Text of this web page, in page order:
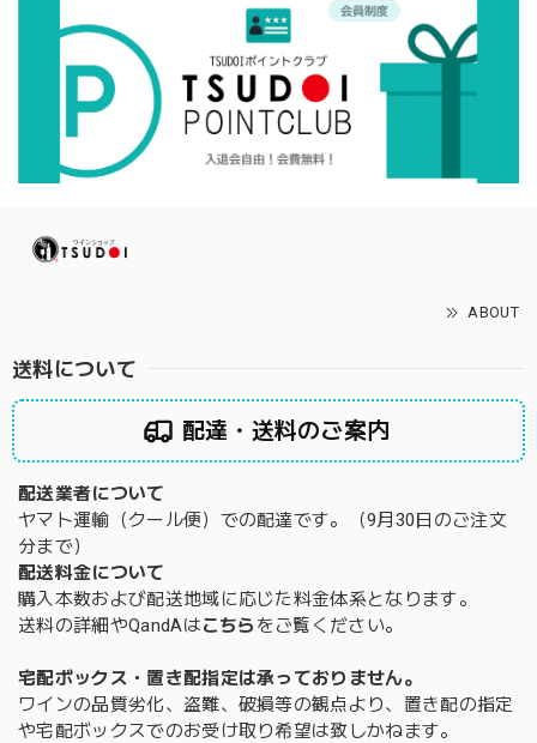
ABOUT
送料について
配達・送料のご案内
配送業者について
ヤマト運輸（クール便）での配達です。（9月30日のご注文
分まで）
配送料金について
購入本数および配送地域に応じた料金体系となります。
送料の詳細やQandAはこちら をご覧ください。
宅配ボックス・置き配指定は承っておりません。
ワインの品質劣化、盗難、破損等の観点より、置き配の指定
や宅配ボックスでのお受け取り希望は致しかねます。